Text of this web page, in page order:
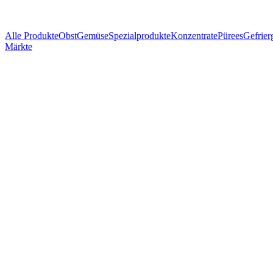
Alle ProdukteObstGemüseSpezialprodukteKonzentratePürees
Märkte